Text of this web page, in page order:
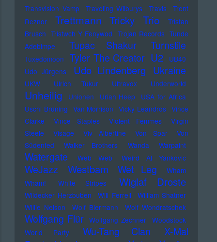
Transvision Vamp
Traveling Wilburys Travis
Trent
Reznor
Trettmann Tricky Trio
Tristan
Brusch Tristwch Y Fenywod Trojan Records Tunde
Adebimpe
Tupac Shakur Turnstile
Tuxedomoon Tyler The Creator U2
UB40
Udo Jürgens
Udo Lindenberg Ukraine
UKW Ulrich Tukur Ultravox Underworld
Unheilig Unionen Uriah Heep
USA for Africa
Uschi Brüning Van Morrison Vicky Leandros Vince
Clarke
Vince Staples Violent Femmes
Virgin
Steele
Visage Viv Albertine Von Spar
Von
Südenfed
Walker Brothers Wanda Warpaint
Watergate Web Web Weird Al Yankovic
WeJazz Westbam Wet Leg
Wham
Wham!
White Stripes Wiglaf Droste
Wildecker Herzbuben Will Ferrell
William Shatner
Willie Nelson
Wolf Biermann Wolf Wondratschek
Wolfgang Flür Wolfgang Zechner
Woodstock
World Party
Wu-Tang Clan
X-Mal